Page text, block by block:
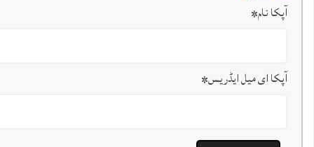
آپکا نام*
آپکا ای میل ایڈریس*